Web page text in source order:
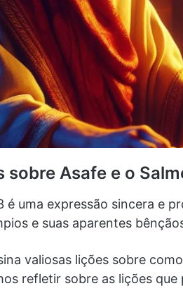
sobre Asafe e o
é uma expressão sincera e
e suas aparentes
valiosas lições sobre
refletir sobre as lições